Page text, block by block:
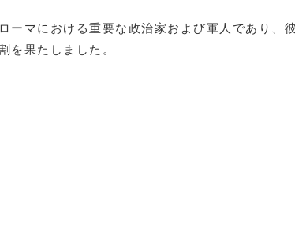
マにおける重要な政治家および軍人であり、
を果たしました。